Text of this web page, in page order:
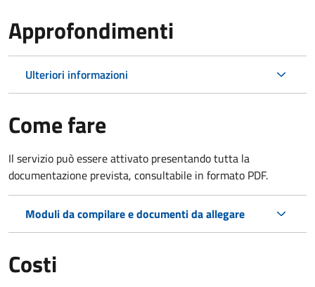
Approfondimenti
Ulteriori informazioni
Come fare
Il servizio può essere attivato presentando tutta la
documentazione prevista, consultabile in formato PDF.
Moduli da compilare e documenti da allegare
Costi